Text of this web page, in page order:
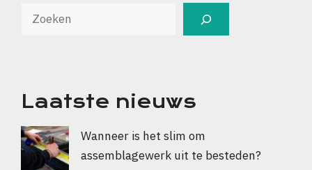
Laatste nieuws
Wanneer is het slim om
assemblagewerk uit te besteden?